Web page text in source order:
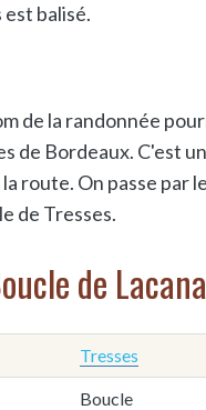
balisé.
de la randonnée
de Bordeaux. C'est
route. On passe par
de Tresses.
de
Tresses
Boucle